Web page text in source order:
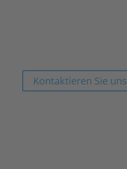
Kontaktieren Sie uns